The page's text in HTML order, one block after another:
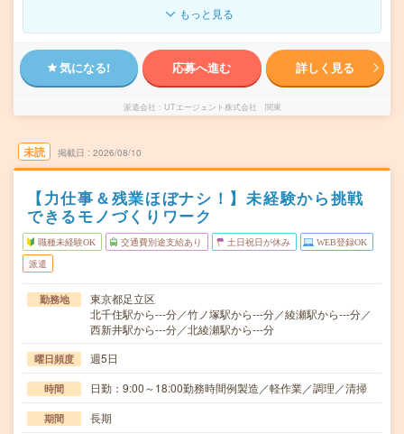
もっと見る
気になる! 応募へ進む 詳しく見る
派遣会社 UTエージェント株式会社 関東
未読 掲載日 2026/08/10
【力仕事＆残業ほぼナシ！】未経験から挑戦
できるモノづくりワーク
職種未経験OK 交通費別途支給あり 土日祝日が休み WEB登録OK
派遣
勤務地
東京都足立区
北千住駅から---分／竹ノ塚駅から---分／綾瀬駅から---分／
西新井駅から---分／北綾瀬駅から---分
曜日頻度 週5日
時間 日勤：9:00～18:00勤務時間例製造／軽作業／調理／清掃
期間 長期